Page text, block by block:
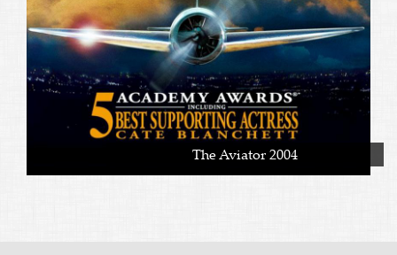
The Aviator 2004